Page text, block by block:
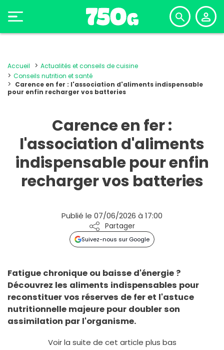
Accueil
Actualités et conseils de cuisine
Conseils nutrition et santé
Carence en fer : l'association d'aliments indispensable
pour enfin recharger vos batteries
Carence en fer :
l'association d'aliments
indispensable pour enfin
recharger vos batteries
Publié le 07/06/2026 à 17:00
Partager
Suivez-nous sur Google
Fatigue chronique ou baisse d'énergie ?
Découvrez les aliments indispensables pour
reconstituer vos réserves de fer et l'astuce
nutritionnelle majeure pour doubler son
assimilation par l'organisme.
Voir la suite de cet article plus bas